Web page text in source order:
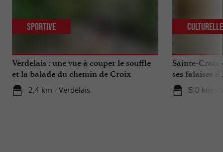
Verdelais : une vue à couper le souffle
et la balade du chemin de Croix
2,4 km - Verdelais
Sportive
Sainte-
ses falaises
5,0 km -
Culturelle